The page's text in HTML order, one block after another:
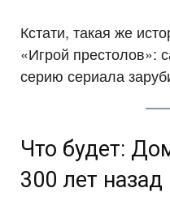
Кстати, такая же
«Игрой престолов»:
серию сериала
Что будет:
300 лет назад